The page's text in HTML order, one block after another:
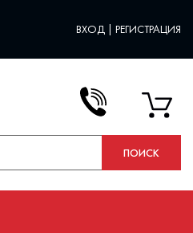
ВХОД | РЕГИСТРАЦИЯ